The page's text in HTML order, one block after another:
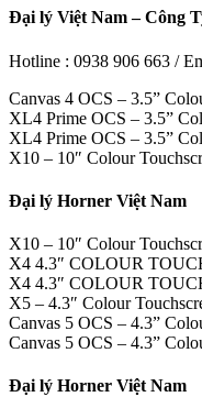
Đại lý Việt Nam – Công
Hotline : 0938 906 663 /
Canvas 4 OCS – 3.5”
XL4 Prime OCS – 3.5”
XL4 Prime OCS – 3.5”
X10 – 10″ Colour
Đại lý Horner Việt Nam
X10 – 10″ Colour
X4 4.3″ COLOUR
X4 4.3″ COLOUR
X5 – 4.3″ Colour
Canvas 5 OCS – 4.3”
Canvas 5 OCS – 4.3”
Đại lý Horner Việt Nam